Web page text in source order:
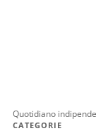
Quotidiano
CATEGORIE